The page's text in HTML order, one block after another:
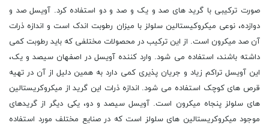
صورت ترکیبی با گرید های صد و یک و صد و دو استفاده کرد. آویسل صد و
دوازده، نوعی میکروکیستالین سلولز با میزان رطوبت اندک است و اندازه ذرات
آن صد میکرون است. از این ترکیب در محصولات مختلفی که باید رطوبت کمی
داشته باشند، استفاده می شود. وارد کننده آویسل در اصفهان سیصد و یک،
این آویسل تراکم زیاد و جریان پذیری کمی دارد به همین دلیل از آن در تهیه
قرص های کوچک استفاده می شود. اندازه ذرات این گرید از میکروکریستالین
های سلولز پنجاه میکرون است. آویسل سیصد و دو، یکی دیگر از گریدهای
موجود میکروکریستالین های سلولز است که در صنایع مختلف مورد استفاده